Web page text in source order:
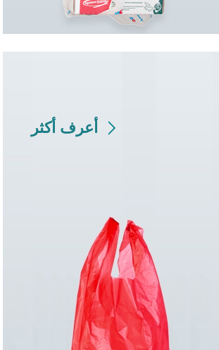
أعرف أكثر